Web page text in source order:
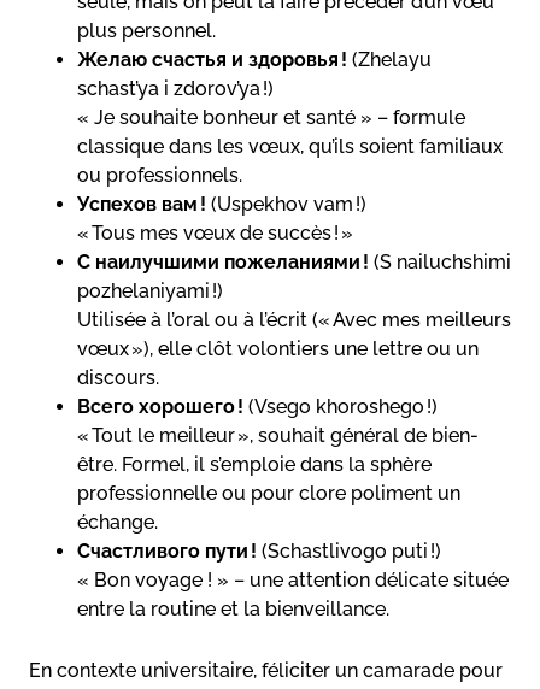
plus personnel.
Желаю счастья и здоровья ! (Zhelayu
schast’ya i zdorov’ya !)
« Je souhaite bonheur et santé » – formule
classique dans les vœux, qu’ils soient familiaux
ou professionnels.
Успехов вам ! (Uspekhov vam !)
« Tous mes vœux de succès ! »
С наилучшими пожеланиями ! (S nailuchshimi
pozhelaniyami !)
Utilisée à l’oral ou à l’écrit (« Avec mes meilleurs
vœux »), elle clôt volontiers une lettre ou un
discours.
Всего хорошего ! (Vsego khoroshego !)
« Tout le meilleur », souhait général de bien-
être. Formel, il s’emploie dans la sphère
professionnelle ou pour clore poliment un
échange.
Счастливого пути ! (Schastlivogo puti !)
« Bon voyage ! » – une attention délicate située
entre la routine et la bienveillance.
En contexte universitaire, féliciter un camarade pour